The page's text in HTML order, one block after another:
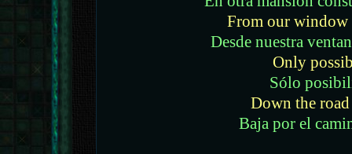
From our window
Desde nuestra
Only
Sólo
Down the
Baja por el